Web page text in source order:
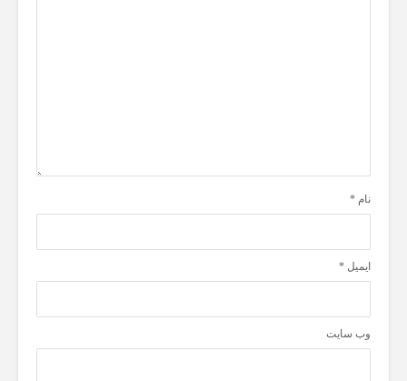
نام *
ایمیل *
وب‌ سایت